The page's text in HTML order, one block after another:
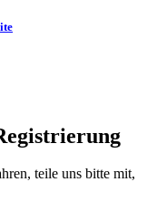
teile uns bitte mit,